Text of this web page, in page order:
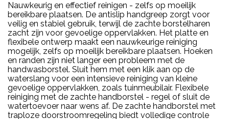
Nauwkeurig en effectief reinigen - zelfs op moeilijk
bereikbare plaatsen. De antislip handgreep zorgt voor
veilig en stabiel gebruik, terwijl de zachte borstelharen
zacht zijn voor gevoelige oppervlakken. Het platte en
flexibele ontwerp maakt een nauwkeurige reiniging
mogelijk, zelfs op moeilijk bereikbare plaatsen. Hoeken
en randen zijn niet langer een probleem met de
handwasborstel. Sluit hem met een klik aan op de
waterslang voor een intensieve reiniging van kleine
gevoelige oppervlakken, zoals tuinmeubilair. Flexibele
reiniging met de zachte handborstel - regel of sluit de
watertoevoer naar wens af. De zachte handborstel met
traploze doorstroomregeling biedt volledige controle